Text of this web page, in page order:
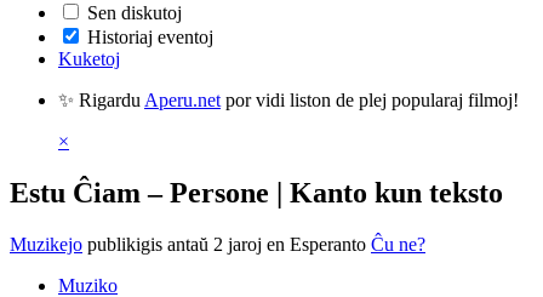
Sen diskutoj
Historiaj eventoj
Kuketoj
✨ Rigardu Aperu.net por vidi liston de plej popularaj filmoj!
×
Estu Ĉiam – Persone | Kanto kun teksto
Muzikejo publikigis antaŭ 2 jaroj en Esperanto Ĉu ne?
Muziko